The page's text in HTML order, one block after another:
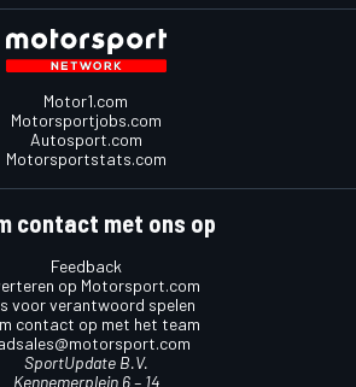
Motor1.com
Motorsportjobs.com
Autosport.com
Motorsportstats.com
contact met ons op
Feedback
op Motorsport.com
voor verantwoord spelen
contact op met het team
SportUpdate B.V.
Kennemerplein 6 – 14